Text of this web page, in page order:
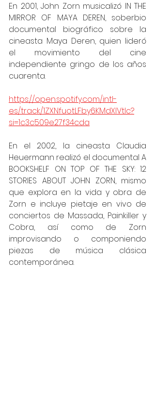
En 2001, John Zorn musicalizó IN THE
MIRROR OF MAYA DEREN, soberbio
documental biográfico sobre la
cineasta Maya Deren, quien lideró
el movimiento del cine
independiente gringo de los años
cuarenta.
https://open.spotify.com/intl-
es/track/1ZXNfuotLFby6KMdXlVtlc?
si=1c3c509e27f34cda
En el 2002, la cineasta Claudia
Heuermann realizó el documental A
BOOKSHELF ON TOP OF THE SKY: 12
STORIES ABOUT JOHN ZORN, mismo
que explora en la vida y obra de
Zorn e incluye pietaje en vivo de
conciertos de Massada, Painkiller y
Cobra, así como de Zorn
improvisando o componiendo
piezas de música clásica
contemporánea.